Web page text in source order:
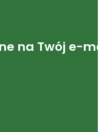
na Twój e-mail